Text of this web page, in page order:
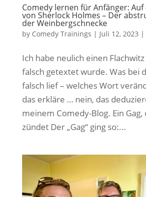
Comedy lernen für Anfänger:
von Sherlock Holmes – Der
der Weinbergschnecke
by Comedy Trainings | Juli 12, 2023 |
Ich habe neulich einen
falsch getextet wurde. Was bei
falsch lief – welches Wort
das erkläre … nein, das
meinem Comedy-Blog. Ein
zündet Der „Gag“ ging so:...